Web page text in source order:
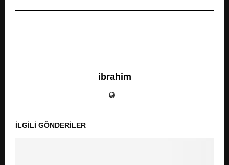
ibrahim
İLGILI GÖNDERILER